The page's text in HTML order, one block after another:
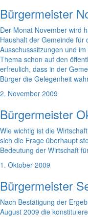
Bürgermeister
Der Monat November wird
Haushalt der Gemeinde für
Ausschusssitzungen und
Thema schon auf den
erfreulich, dass in der
Bürger die Gelegenheit
2. November 2009
Bürgermeister
Wie wichtig ist die
sich die Frage überhaupt
Bedeutung der Wirtschaft
1. Oktober 2009
Bürgermeister
Nach Bestätigung der
August 2009 die